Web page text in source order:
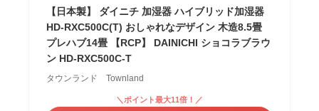
【日本製】 ダイニチ 加湿器 ハイブリッド加湿器
HD-RXC500C(T) おしゃれなデザイン 木造8.5畳
プレハブ14畳 【RCP】 DAINICHI ショコラブラウ
ン HD-RXC500C-T
タウンランド Townland
＼ポイント最大11倍！／